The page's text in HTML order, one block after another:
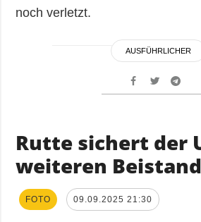
noch verletzt.
AUSFÜHRLICHER
Rutte sichert der
weiteren
FOTO 09.09.2025 21:30